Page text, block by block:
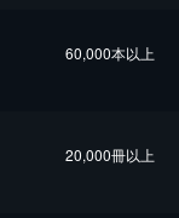
60,000本以上
20,000冊以上